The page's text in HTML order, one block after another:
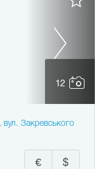
12
вул. Закревського
$
€